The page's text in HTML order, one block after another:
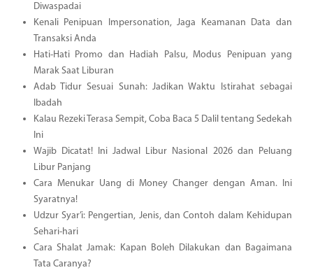
Diwaspadai
Kenali Penipuan Impersonation, Jaga Keamanan Data dan
Transaksi Anda
Hati-Hati Promo dan Hadiah Palsu, Modus Penipuan yang
Marak Saat Liburan
Adab Tidur Sesuai Sunah: Jadikan Waktu Istirahat sebagai
Ibadah
Kalau Rezeki Terasa Sempit, Coba Baca 5 Dalil tentang Sedekah
Ini
Wajib Dicatat! Ini Jadwal Libur Nasional 2026 dan Peluang
Libur Panjang
Cara Menukar Uang di Money Changer dengan Aman. Ini
Syaratnya!
Udzur Syar’i: Pengertian, Jenis, dan Contoh dalam Kehidupan
Sehari-hari
Cara Shalat Jamak: Kapan Boleh Dilakukan dan Bagaimana
Tata Caranya?